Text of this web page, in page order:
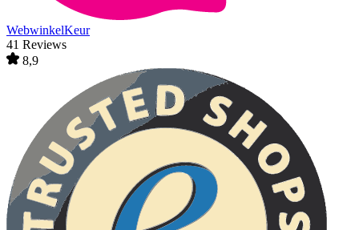
WebwinkelKeur
41 Reviews
8,9